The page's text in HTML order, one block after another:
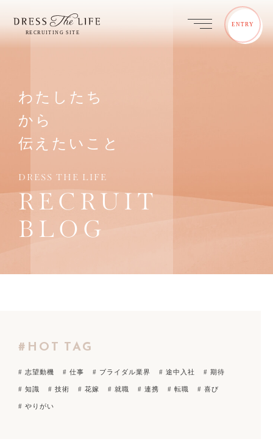
ENTRY
わたしたち
から
伝えたいこと
DRESS THE LIFE
RECRUIT
BLOG
#HOT TAG
# 志望動機 # 仕事 # ブライダル業界 # 途中入社 # 期待
# 知識 # 技術 # 花嫁 # 就職 # 連携 # 転職 # 喜び
# やりがい